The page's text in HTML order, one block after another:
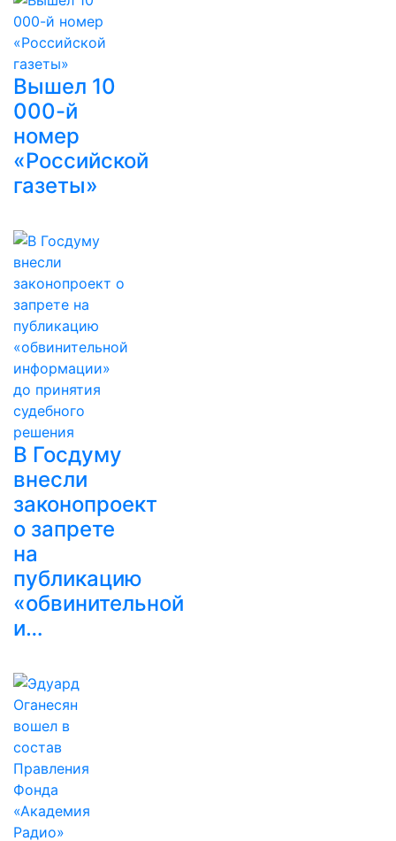
Вышел 10
000-й
номер
«Российской
газеты»
В Госдуму
внесли
законопроект
о запрете
на
публикацию
«обвинительной
и…